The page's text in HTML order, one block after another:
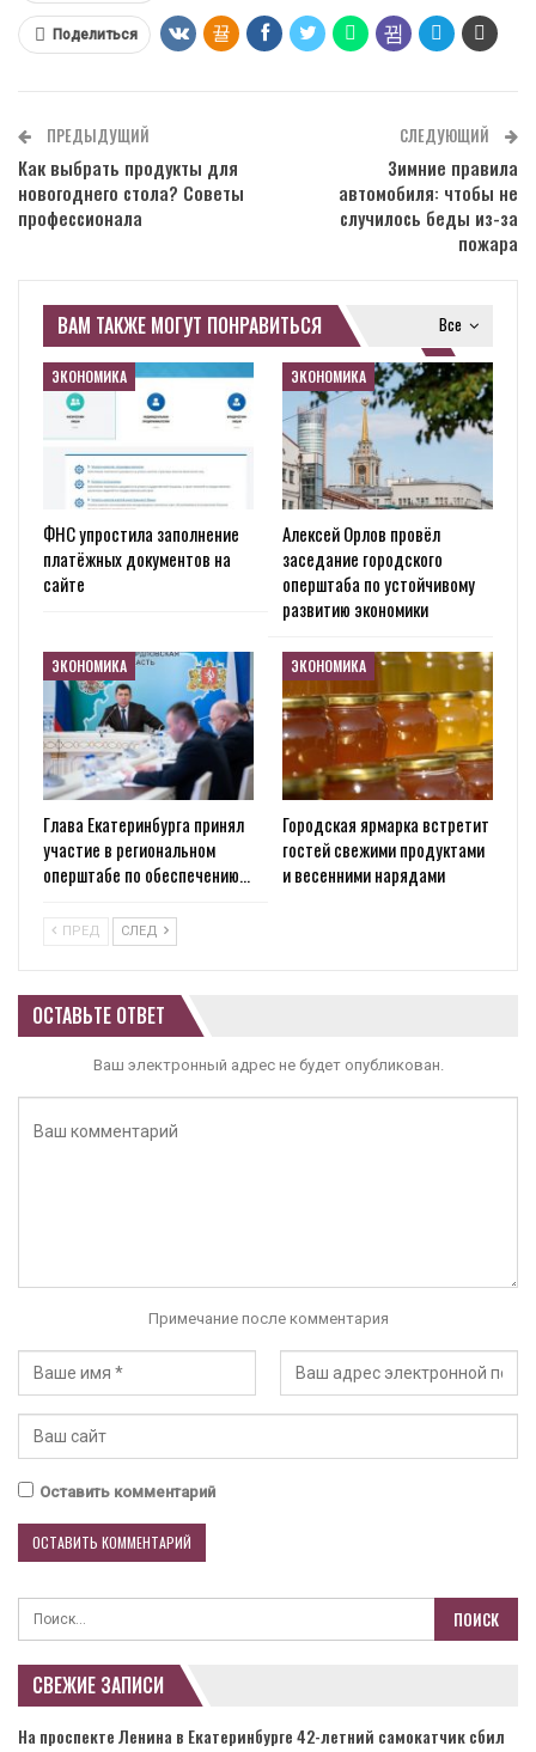
Поделиться
ПРЕДЫДУЩИЙ
Как выбрать продукты для
новогоднего стола? Советы
профессионала
СЛЕДУЮЩИЙ
Зимние правила
автомобиля: чтобы не
случилось беды из-за
пожара
Все
ВАМ ТАКЖЕ МОГУТ ПОНРАВИТЬСЯ
ЭКОНОМИКА
ФНС упростила заполнение
платёжных документов на
сайте
ЭКОНОМИКА
Алексей Орлов провёл
заседание городского
оперштаба по устойчивому
развитию экономики
ЭКОНОМИКА
Глава Екатеринбурга принял
участие в региональном
оперштабе по обеспечению…
ЭКОНОМИКА
Городская ярмарка встретит
гостей свежими продуктами
и весенними нарядами
ПРЕД СЛЕД
ОСТАВЬТЕ ОТВЕТ
Ваш электронный адрес не будет опубликован.
Примечание после комментария
Оставить комментарий
СВЕЖИЕ ЗАПИСИ
На проспекте Ленина в Екатеринбурге 42-летний самокатчик сбил